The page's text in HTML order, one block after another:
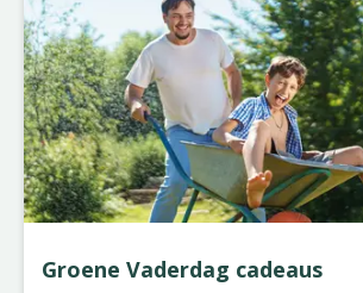
Groene Vaderdag cadeaus